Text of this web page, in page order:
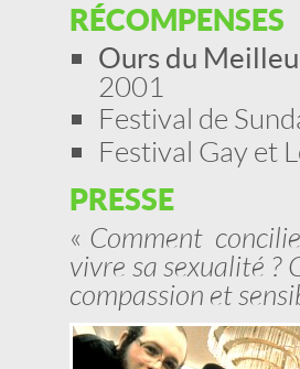
RÉCOMPENSES
Ours du
2001
Festival de
Festival Gay et
PRESSE
« Comment
vivre sa sexualité ?
compassion et